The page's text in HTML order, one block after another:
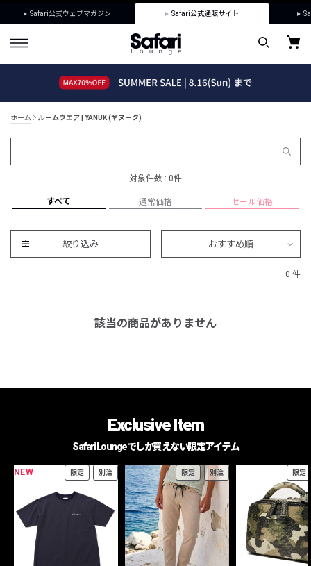
Safari公式ウェブマガジン Safari公式通販サイト
ホーム ルームウエア | YANUK (ヤヌーク)
対象件数 : 0件
すべて 通常価格 セール価格
絞り込み おすすめ順
0 件
該当の商品がありません
Exclusive Item
Safari Loungeでしか買えない限定アイテム
NEW 限定 別注 限定 別注 限定